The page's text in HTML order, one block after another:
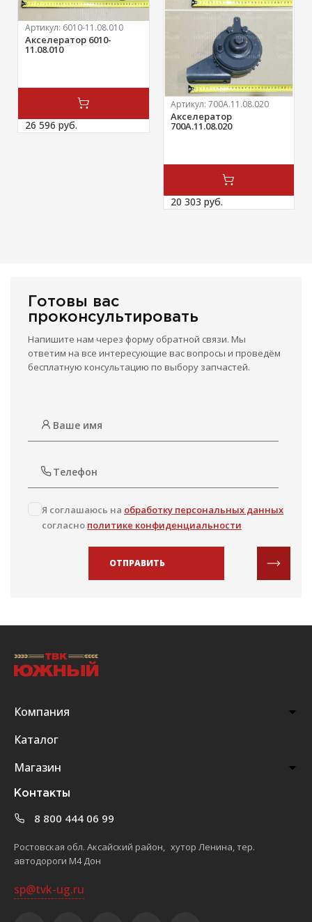
Артикул: 6010-11.08.010
Акселератор 6010-
11.08.010
26 596 руб.
Артикул: 700А.11.08.020
Акселератор
700А.11.08.020
20 303 руб.
Готовы вас
проконсультировать
Напишите нам через форму обратной связи. Мы
ответим на все интересующие вас вопросы и проведём
бесплатную консультацию по выбору запчастей.
Я соглашаюсь на обработку персональных данных
согласно политике конфиденциальности
ОТПРАВИТЬ
Компания
Каталог
Магазин
Контакты
8 800 444 06 99
Ростовская обл. Аксайский район, хутор Ленина, тер.
автодороги М4 Дон
sp@tvk-ug.ru